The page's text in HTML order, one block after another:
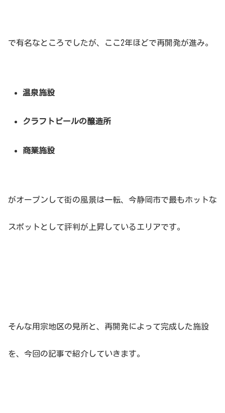
で有名なところでしたが、ここ2年ほどで再開発が進み。
温泉施設
クラフトビールの醸造所
商業施設
がオープンして街の風景は一転、今静岡市で最もホットな
スポットとして評判が上昇しているエリアです。
そんな用宗地区の見所と、再開発によって完成した施設
を、今回の記事で紹介していきます。